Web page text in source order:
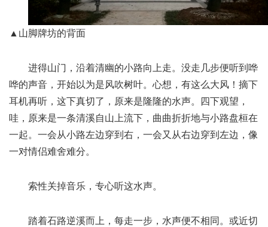
▲山脚牌坊的背面
进得山门，沿着清幽的小路向上走。没走几步便听到哗
哗的声音，开始以为是风吹树叶。心想，有这么大风！摘下
耳机再听，这下真切了，原来是隆隆的水声。四下观望，
哇，原来是一条清溪自山上流下，曲曲折折地与小路盘桓在
一起。一会从小路左边穿到右，一会又从右边穿到左边，像
一对情侣难舍难分。
索性关掉音乐，专心听这水声。
踏着石路逆溪而上，每走一步，水声便不相同。或近切